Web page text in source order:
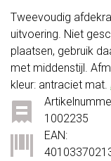
Tweevoudig
uitvoering. Niet
plaatsen, gebruik
met middenstijl.
kleur: antraciet mat.
1002235
EAN: